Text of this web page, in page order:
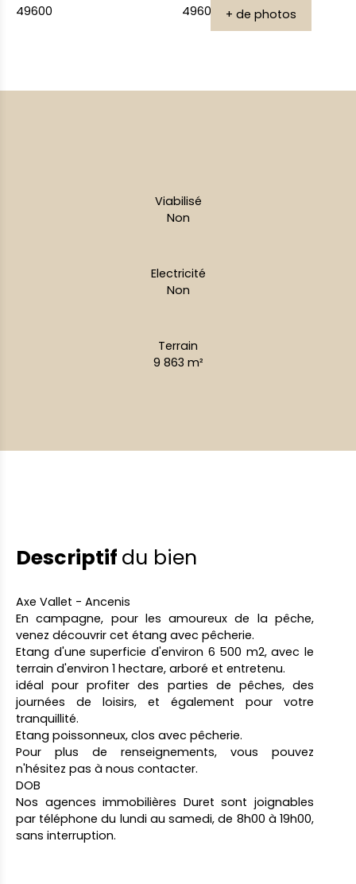
+ de photos
Viabilisé
Non
Electricité
Non
Terrain
9 863 m²
Descriptif du bien
Axe Vallet - Ancenis
En campagne, pour les amoureux de la pêche,
venez découvrir cet étang avec pêcherie.
Etang d'une superficie d'environ 6 500 m2, avec le
terrain d'environ 1 hectare, arboré et entretenu.
idéal pour profiter des parties de pêches, des
journées de loisirs, et également pour votre
tranquillité.
Etang poissonneux, clos avec pêcherie.
Pour plus de renseignements, vous pouvez
n'hésitez pas à nous contacter.
DOB
Nos agences immobilières Duret sont joignables
par téléphone du lundi au samedi, de 8h00 à 19h00,
sans interruption.